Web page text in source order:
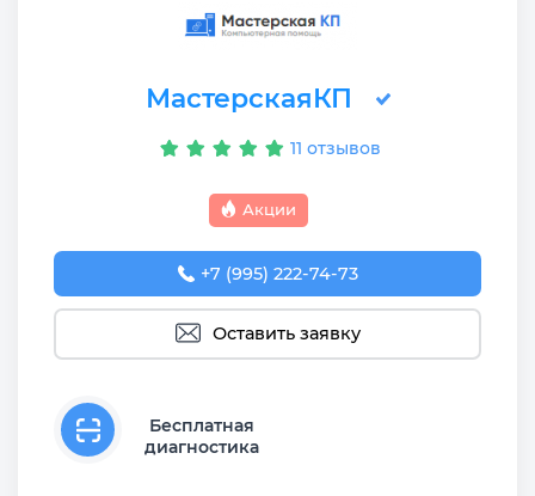
МастерскаяКП
11 отзывов
Акции
+7 (995) 222-74-73
Оставить заявку
Бесплатная
диагностика